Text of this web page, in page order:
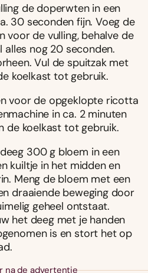
de doperwten in een
30 seconden fijn. Voeg de
voor de vulling, behalve de
alles nog 20 seconden.
Vul de spuitzak met
koelkast tot gebruik.
voor de opgeklopte ricotta
in ca. 2 minuten
de koelkast tot gebruik.
300 g bloem in een
kuiltje in het midden en
Meng de bloem met een
draaiende beweging door
geheel ontstaat.
het deeg met je handen
is en stort het op
na de advertentie